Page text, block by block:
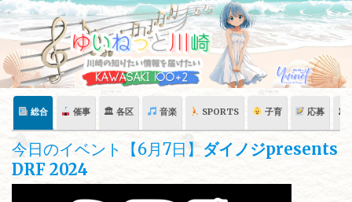
Skip
content
総合 催事 🏛 各区 音楽 SPORTS 子育 応募 🏛
今日のイベント【6月7日】 ダイノジpresents
DRF 2024